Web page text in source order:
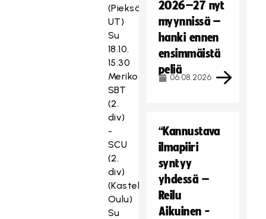
(Pieksämäen
UT)
Su
18.10.
15:30
Merikoski
SBT
(2.
div)
-
SCU
(2.
div)
(Kastelli,
Oulu)
Su
2026–27 nyt
myynnissä –
hanki ennen
ensimmäistä
peliä
06.08.2026
“Kannustava
ilmapiiri
syntyy
yhdessä –
Reilu
Aikuinen -